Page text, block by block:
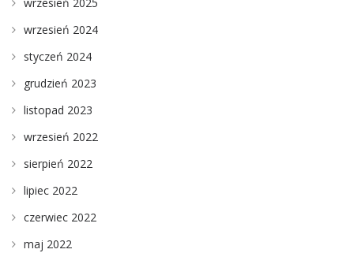
wrzesień 2024
styczeń 2024
grudzień 2023
listopad 2023
wrzesień 2022
sierpień 2022
lipiec 2022
czerwiec 2022
maj 2022